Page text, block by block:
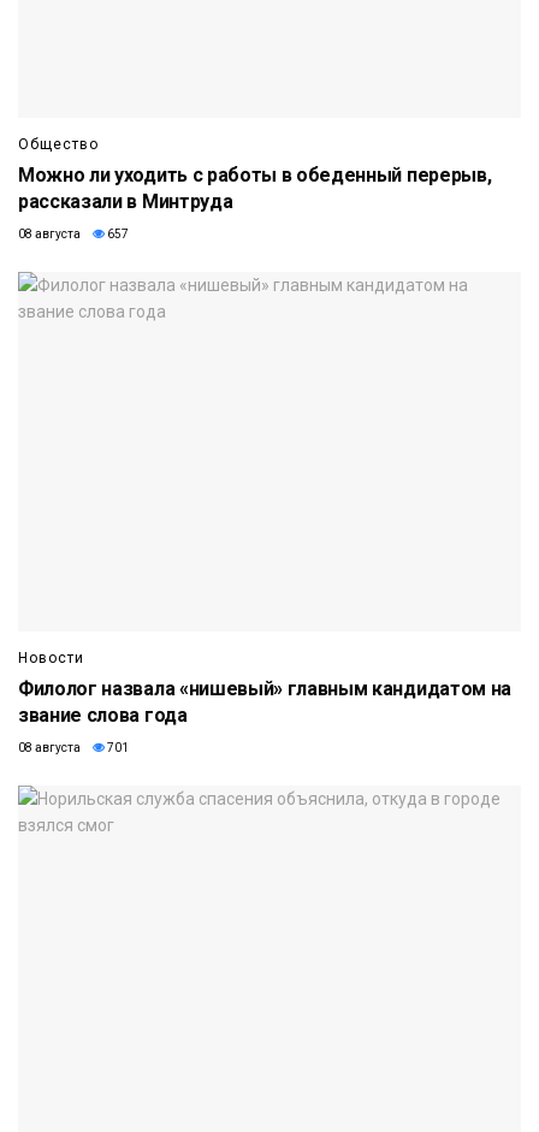
Общество
Можно ли уходить с работы в обеденный перерыв,
рассказали в Минтруда
08 августа 657
Новости
Филолог назвала «нишевый» главным кандидатом на
звание слова года
08 августа 701